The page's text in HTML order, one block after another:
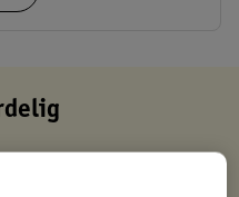
volgende dag in huis